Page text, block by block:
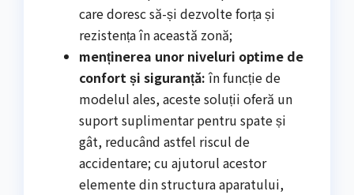
care doresc să-și dezvolte forța și
rezistența în această zonă;
menținerea unor niveluri optime de
confort și siguranță: în funcție de
modelul ales, aceste soluții oferă un
suport suplimentar pentru spate și
gât, reducând astfel riscul de
accidentare; cu ajutorul acestor
elemente din structura aparatului,